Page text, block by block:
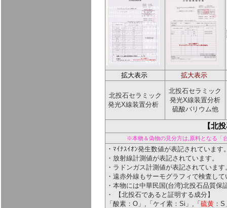
拡大表示 拡大表示
北投石セラミック
発光X線装置分析
北投石セラミック
発光X線装置分析
硫酸バリウム他
【北
※本物＆偽物の見分方は,原料となる「
・ﾏｲﾅｽｲｵﾝ発生数値が表記されています
・放射線計測値が表記されています。
・ラドンガス計測値が表記されています
・遠赤外線もサーモグラフィで検査し
・本物には中華民国(台湾)北投石品質
・ 【北投石であると証明する成分】
「酸素：O」,「ケイ素：Si」,「 硫黄 ：